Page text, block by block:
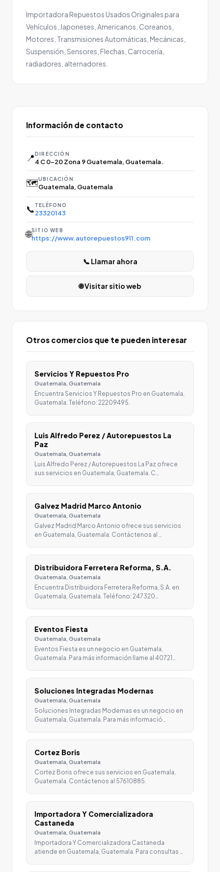
Importadora Repuestos Usados Originales para
Vehículos, Japoneses, Americanos, Coreanos,
Motores, Transmisiones Automáticas, Mecánicas,
Suspensión, Sensores, Flechas, Carrocería,
radiadores, alternadores.
Información de contacto
📍DIRECCIÓN
4 C 0-20 Zona 9 Guatemala, Guatemala.
🗺️UBICACIÓN
Guatemala, Guatemala
📞 TELÉFONO
23320143
🌐SITIO WEB
https://www.autorepuestos911.com
📞 Llamar ahora
🌐 Visitar sitio web
Otros comercios que te pueden interesar
Servicios Y Repuestos Pro
Guatemala, Guatemala
Encuentra Servicios Y Repuestos Pro en Guatemala,
Guatemala. Teléfono: 22209495.
Luis Alfredo Perez / Autorepuestos La
Paz
Guatemala, Guatemala
Luis Alfredo Perez / Autorepuestos La Paz ofrece
sus servicios en Guatemala, Guatemala. C…
Galvez Madrid Marco Antonio
Guatemala, Guatemala
Galvez Madrid Marco Antonio ofrece sus servicios
en Guatemala, Guatemala. Contáctenos al …
Distribuidora Ferretera Reforma, S.A.
Guatemala, Guatemala
Encuentra Distribuidora Ferretera Reforma, S.A. en
Guatemala, Guatemala. Teléfono: 247320…
Eventos Fiesta
Guatemala, Guatemala
Eventos Fiesta es un negocio en Guatemala,
Guatemala. Para más información llame al 40721…
Soluciones Integradas Modernas
Guatemala, Guatemala
Soluciones Integradas Modernas es un negocio en
Guatemala, Guatemala. Para más informació…
Cortez Boris
Guatemala, Guatemala
Cortez Boris ofrece sus servicios en Guatemala,
Guatemala. Contáctenos al 57610885.
Importadora Y Comercializadora
Castaneda
Guatemala, Guatemala
Importadora Y Comercializadora Castaneda
atiende en Guatemala, Guatemala. Para consultas …